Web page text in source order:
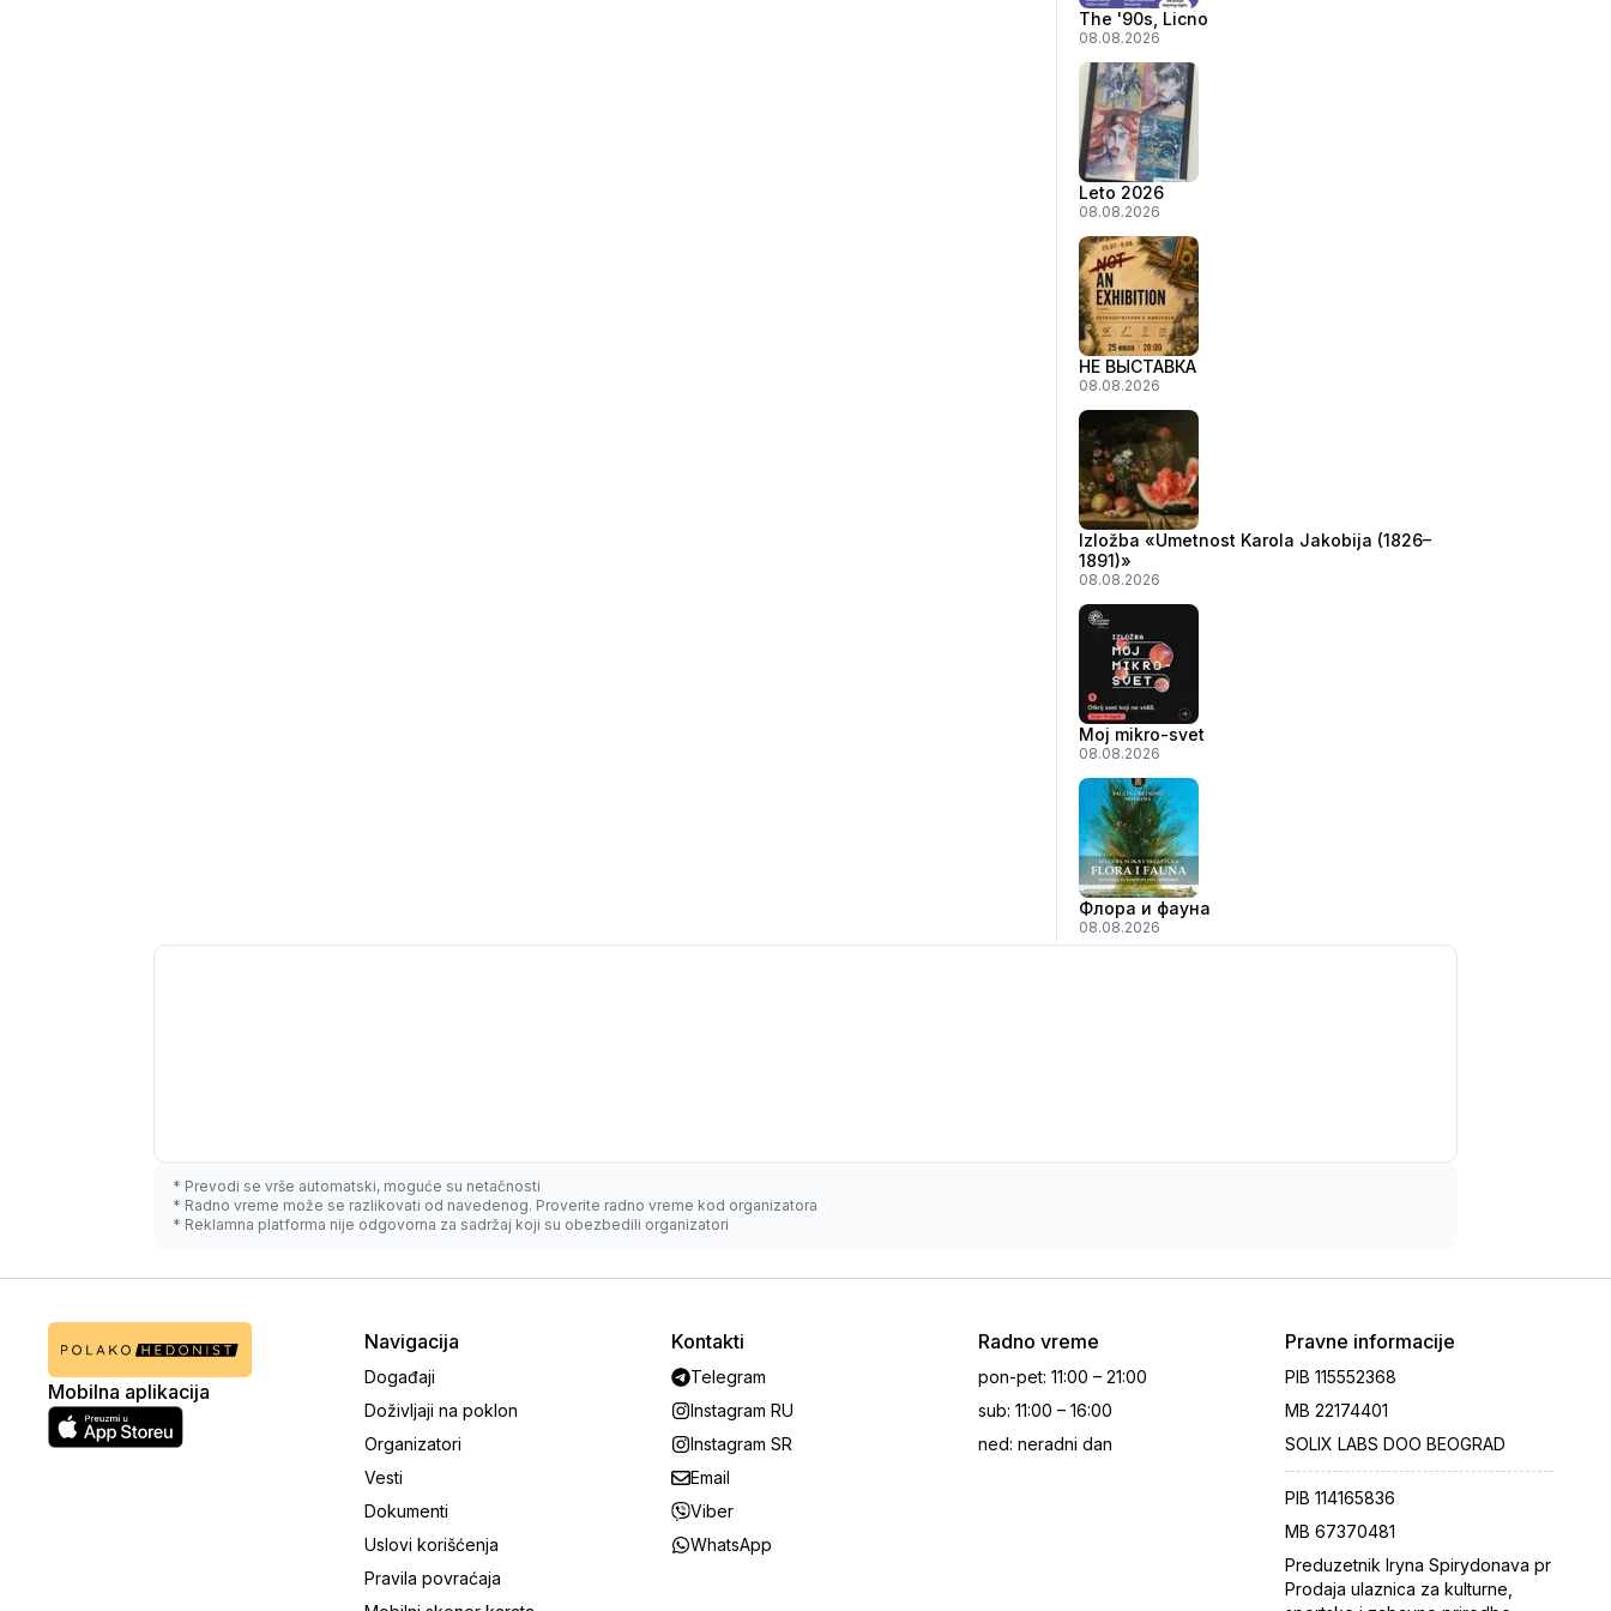
The '90s, Licno
08.08.2026
Leto 2026
08.08.2026
НЕ ВЫСТАВКА
08.08.2026
Izložba «Umetnost Karola Jakobija (1826–
1891)»
08.08.2026
Moj mikro-svet
08.08.2026
Флора и фауна
08.08.2026
* Prevodi se vrše automatski, moguće su netačnosti
* Radno vreme može se razlikovati od navedenog. Proverite radno vreme kod organizatora
* Reklamna platforma nije odgovorna za sadržaj koji su obezbedili organizatori
Mobilna aplikacija
Navigacija
Događaji
Doživljaji na poklon
Organizatori
Vesti
Dokumenti
Uslovi korišćenja
Pravila povraćaja
Kontakti
Telegram
Instagram RU
Instagram SR
Email
Viber
WhatsApp
Radno vreme
pon-pet: 11:00 – 21:00
sub: 11:00 – 16:00
ned: neradni dan
Pravne informacije
PIB 115552368
MB 22174401
SOLIX LABS DOO BEOGRAD
PIB 114165836
MB 67370481
Preduzetnik Iryna Spirydonava pr
Prodaja ulaznica za kulturne,